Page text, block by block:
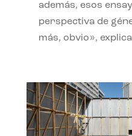
además, esos
perspectiva de
más, obvio»,